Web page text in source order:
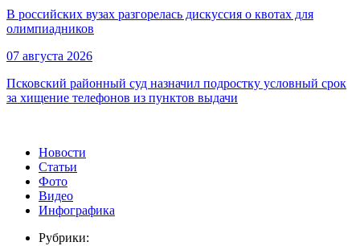
В российских вузах разгорелась дискуссия о квотах для
олимпиадников
07 августа 2026
Псковский районный суд назначил подростку условный срок
за хищение телефонов из пунктов выдачи
Новости
Статьи
Фото
Видео
Инфографика
Рубрики: